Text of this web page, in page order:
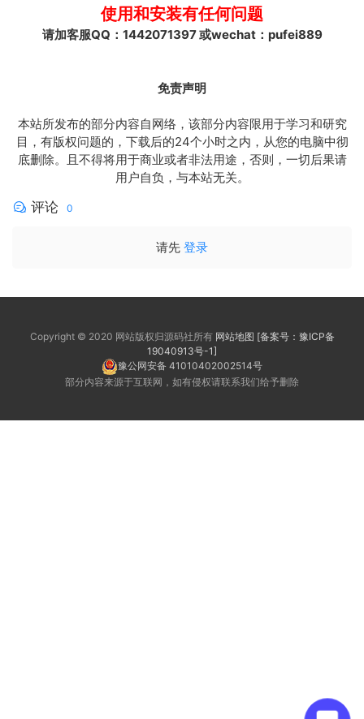
使用和安装有任何问题
请加客服QQ：1442071397 或wechat：pufei889
免责声明
本站所发布的部分内容自网络，该部分内容限用于学习和研究
目，有版权问题的，下载后的24个小时之内，从您的电脑中彻
底删除。且不得将用于商业或者非法用途，否则，一切后果请
用户自负，与本站无关。
评论 0
请先 登录
Copyright © 2020 网站版权归源码社所有 网站地图 [备案号：豫ICP备
19040913号-1]
豫公网安备 41010402002514号
部分内容来源于互联网，如有侵权请联系我们给予删除